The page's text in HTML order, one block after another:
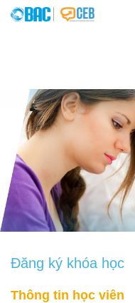
Đăng ký khóa học
Thông tin học viên